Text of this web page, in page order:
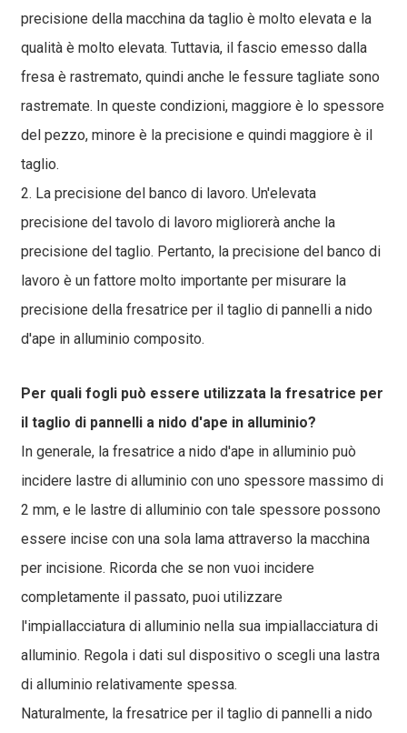
precisione della macchina da taglio è molto elevata e la
qualità è molto elevata. Tuttavia, il fascio emesso dalla
fresa è rastremato, quindi anche le fessure tagliate sono
rastremate. In queste condizioni, maggiore è lo spessore
del pezzo, minore è la precisione e quindi maggiore è il
taglio.
2. La precisione del banco di lavoro. Un'elevata
precisione del tavolo di lavoro migliorerà anche la
precisione del taglio. Pertanto, la precisione del banco di
lavoro è un fattore molto importante per misurare la
precisione della fresatrice per il taglio di pannelli a nido
d'ape in alluminio composito.
Per quali fogli può essere utilizzata la fresatrice per
il taglio di pannelli a nido d'ape in alluminio?
In generale, la fresatrice a nido d'ape in alluminio può
incidere lastre di alluminio con uno spessore massimo di
2 mm, e le lastre di alluminio con tale spessore possono
essere incise con una sola lama attraverso la macchina
per incisione. Ricorda che se non vuoi incidere
completamente il passato, puoi utilizzare
l'impiallacciatura di alluminio nella sua impiallacciatura di
alluminio. Regola i dati sul dispositivo o scegli una lastra
di alluminio relativamente spessa.
Naturalmente, la fresatrice per il taglio di pannelli a nido